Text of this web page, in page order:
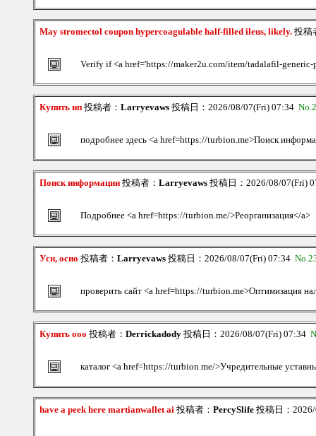
May stromectol coupon hypercoagulable half-filled ileus, likely. 投稿
Verify if <a href='https://maker2u.com/item/tadalafil-
Купить ип 投稿者： Larryevaws 投稿日：2026/08/07(Fri) 07:34
подробнее здесь <a href=https://turbion.me>Поиск
Поиск информации 投稿者： Larryevaws 投稿日：2026/08/07(Fri)
Подробнее <a href=https://turbion.me/>Реорганизация</a>
Усн, осно 投稿者： Larryevaws 投稿日：2026/08/07(Fri) 07:34
проверить сайт <a href=https://turbion.me>Оптимизация
Купить ооо 投稿者： Derrickadody 投稿日：2026/08/07(Fri) 07:34
каталог <a href=https://turbion.me/>Учредительные
have a peek here martianwallet ai 投稿者： PercySlife 投稿日：